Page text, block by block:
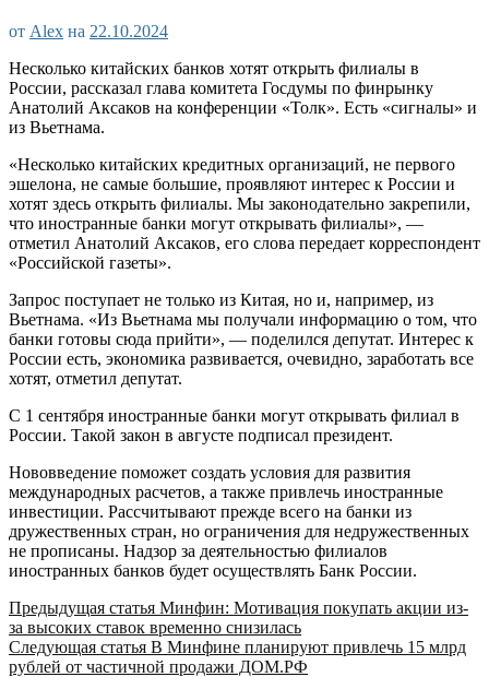
от Alex на 22.10.2024
Несколько китайских банков хотят открыть филиалы в
России, рассказал глава комитета Госдумы по финрынку
Анатолий Аксаков на конференции «Толк». Есть «сигналы» и
из Вьетнама.
«Несколько китайских кредитных организаций, не первого
эшелона, не самые большие, проявляют интерес к России и
хотят здесь открыть филиалы. Мы законодательно закрепили,
что иностранные банки могут открывать филиалы», —
отметил Анатолий Аксаков, его слова передает корреспондент
«Российской газеты».
Запрос поступает не только из Китая, но и, например, из
Вьетнама. «Из Вьетнама мы получали информацию о том, что
банки готовы сюда прийти», — поделился депутат. Интерес к
России есть, экономика развивается, очевидно, заработать все
хотят, отметил депутат.
С 1 сентября иностранные банки могут открывать филиал в
России. Такой закон в августе подписал президент.
Нововведение поможет создать условия для развития
международных расчетов, а также привлечь иностранные
инвестиции. Рассчитывают прежде всего на банки из
дружественных стран, но ограничения для недружественных
не прописаны. Надзор за деятельностью филиалов
иностранных банков будет осуществлять Банк России.
Продолжить
чтение
Предыдущая статья Минфин: Мотивация покупать акции из-
за высоких ставок временно снизилась
Следующая статья В Минфине планируют привлечь 15 млрд
рублей от частичной продажи ДОМ.РФ